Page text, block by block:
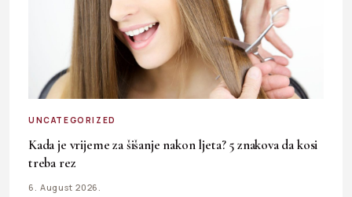
UNCATEGORIZED
Kada je vrijeme za šišanje nakon ljeta? 5 znakova da kosi
treba rez
6. August 2026.